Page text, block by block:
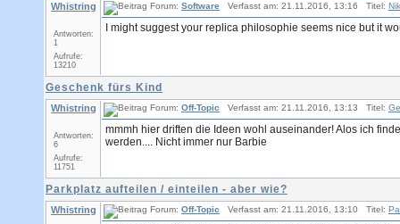
Whistring
Antworten:
1
Aufrufe:
13210
Forum: Software Verfasst am: 21.11.2016, 13:16 Titel:
I might suggest your replica philosophie seems nice but it
Geschenk fürs Kind
Whistring
Antworten:
6
Aufrufe:
11751
Forum: Off-Topic Verfasst am: 21.11.2016, 13:13 Titel:
mmmh hier driften die Ideen wohl auseinander! Alos ich
werden.... Nicht immer nur Barbie
Parkplatz aufteilen / einteilen - aber wie?
Whistring Forum: Off-Topic Verfasst am: 21.11.2016, 13:10 Titel: